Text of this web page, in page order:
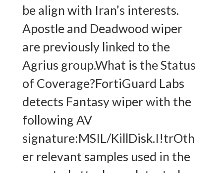
be align with Iran’s interests.
Apostle and Deadwood wiper
are previously linked to the
Agrius group.What is the Status
of Coverage?FortiGuard Labs
detects Fantasy wiper with the
following AV
signature:MSIL/KillDisk.I!trOth
er relevant samples used in the